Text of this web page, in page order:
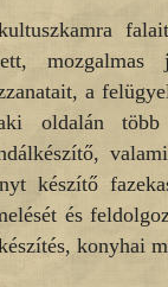
a
oldalán
készítő
és
konyhai